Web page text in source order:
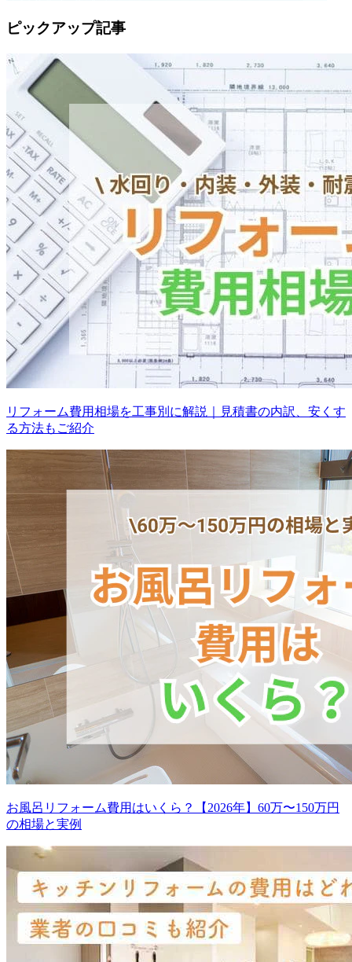
ピックアップ記事
リフォーム費用相場を工事別に解説｜見積書の内訳、安くす
る方法もご紹介
お風呂リフォーム費用はいくら？【2026年】60万〜150万円
の相場と実例